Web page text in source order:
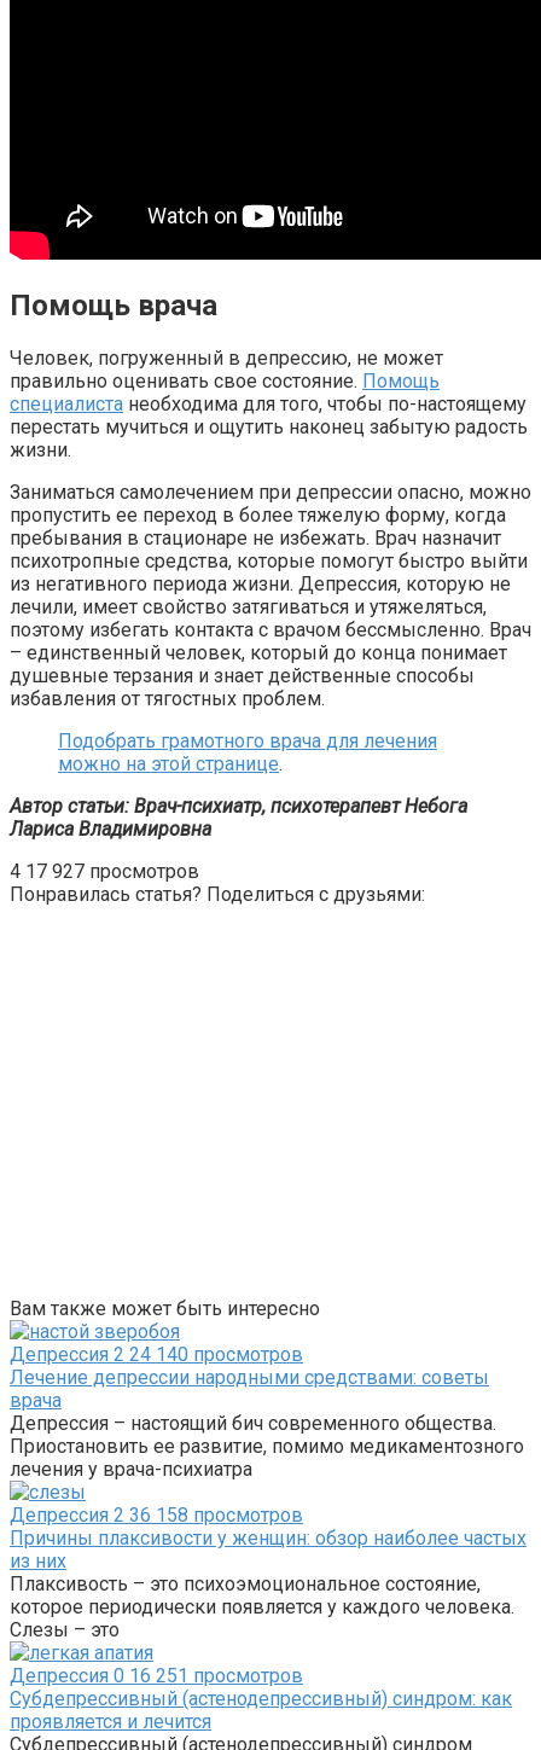
Помощь врача
Человек, погруженный в депрессию, не может
правильно оценивать свое состояние. Помощь
специалиста необходима для того, чтобы по-настоящему
перестать мучиться и ощутить наконец забытую радость
жизни.
Заниматься самолечением при депрессии опасно, можно
пропустить ее переход в более тяжелую форму, когда
пребывания в стационаре не избежать. Врач назначит
психотропные средства, которые помогут быстро выйти
из негативного периода жизни. Депрессия, которую не
лечили, имеет свойство затягиваться и утяжеляться,
поэтому избегать контакта с врачом бессмысленно. Врач
– единственный человек, который до конца понимает
душевные терзания и знает действенные способы
избавления от тягостных проблем.
Подобрать грамотного врача для лечения
можно на этой странице.
Автор статьи: Врач-психиатр, психотерапевт Небога
Лариса Владимировна
4 17 927 просмотров
Понравилась статья? Поделиться с друзьями:
Вам также может быть интересно
Депрессия 2 24 140 просмотров
Лечение депрессии народными средствами: советы
врача
Депрессия – настоящий бич современного общества.
Приостановить ее развитие, помимо медикаментозного
лечения у врача-психиатра
Депрессия 2 36 158 просмотров
Причины плаксивости у женщин: обзор наиболее частых
из них
Плаксивость – это психоэмоциональное состояние,
которое периодически появляется у каждого человека.
Слезы – это
Депрессия 0 16 251 просмотров
Субдепрессивный (астенодепрессивный) синдром: как
проявляется и лечится
Субдепрессивный (астенодепрессивный) синдром